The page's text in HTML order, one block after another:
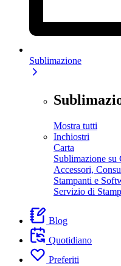
Sublimazione
Mostra tutti
Inchiostri
Carta
Sublimazione su
Accessori,
Stampanti e
Servizio di
Blog
Quotidiano
Preferiti